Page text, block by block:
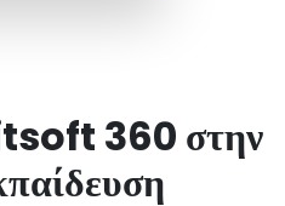
360 στην